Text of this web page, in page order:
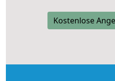
Kostenlose